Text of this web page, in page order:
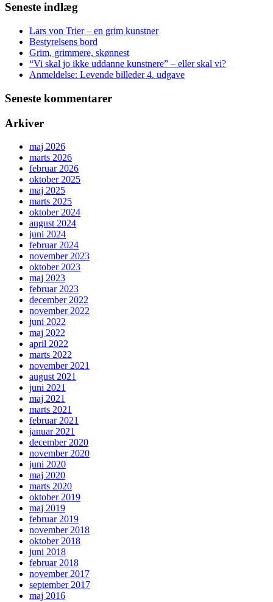
Seneste indlæg
Lars von Trier – en grim kunstner
Bestyrelsens bord
Grim, grimmere, skønnest
“Vi skal jo ikke uddanne kunstnere” – eller skal vi?
Anmeldelse: Levende billeder 4. udgave
Seneste kommentarer
Arkiver
maj 2026
marts 2026
februar 2026
oktober 2025
maj 2025
marts 2025
oktober 2024
august 2024
juni 2024
februar 2024
november 2023
oktober 2023
maj 2023
februar 2023
december 2022
november 2022
juni 2022
maj 2022
april 2022
marts 2022
november 2021
august 2021
juni 2021
maj 2021
marts 2021
februar 2021
januar 2021
december 2020
november 2020
juni 2020
maj 2020
marts 2020
oktober 2019
maj 2019
februar 2019
november 2018
oktober 2018
juni 2018
februar 2018
november 2017
september 2017
maj 2016